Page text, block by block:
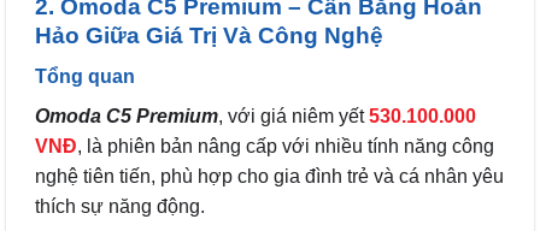
2. Omoda C5 Premium – Cân Bằng Hoàn
Hảo Giữa Giá Trị Và Công Nghệ
Tổng quan
Omoda C5 Premium, với giá niêm yết530.100.000
VNĐ, là phiên bản nâng cấp với nhiều tính năng công
nghệ tiên tiến, phù hợp cho gia đình trẻ và cá nhân yêu
thích sự năng động.